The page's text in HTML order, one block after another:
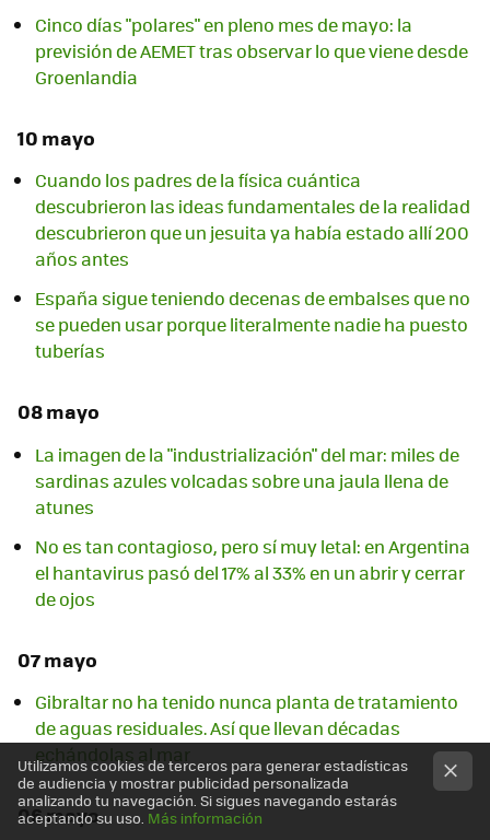
Cinco días "polares" en pleno mes de mayo: la
previsión de AEMET tras observar lo que viene desde
Groenlandia
10 mayo
Cuando los padres de la física cuántica
descubrieron las ideas fundamentales de la realidad
descubrieron que un jesuita ya había estado allí 200
años antes
España sigue teniendo decenas de embalses que no
se pueden usar porque literalmente nadie ha puesto
tuberías
08 mayo
La imagen de la "industrialización" del mar: miles de
sardinas azules volcadas sobre una jaula llena de
atunes
No es tan contagioso, pero sí muy letal: en Argentina
el hantavirus pasó del 17% al 33% en un abrir y cerrar
de ojos
07 mayo
Gibraltar no ha tenido nunca planta de tratamiento
de aguas residuales. Así que llevan décadas
echándolas al mar
06 mayo
Utilizamos cookies de terceros para generar estadísticas
de audiencia y mostrar publicidad personalizada
analizando tu navegación. Si sigues navegando estarás
aceptando su uso. Más información